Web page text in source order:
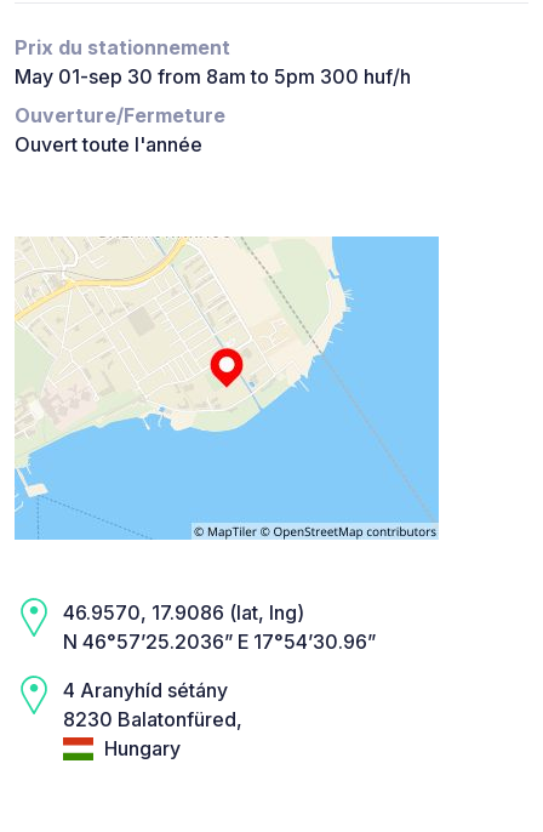
Prix du stationnement
May 01-sep 30 from 8am to 5pm 300 huf/h
Ouverture/Fermeture
Ouvert toute l'année
46.9570, 17.9086 (lat, lng)
N 46°57’25.2036” E 17°54’30.96”
4 Aranyhíd sétány
8230 Balatonfüred,
Hungary